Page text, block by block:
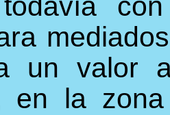
un valor
en la